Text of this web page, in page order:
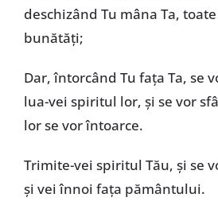
deschizând Tu mâna Ta,
bunătăți;
Dar, întorcând Tu fața Ta, se
lua-vei spiritul lor, și se vor
lor se vor întoarce.
Trimite-vei spiritul Tău, și se
și vei înnoi fața pământului.